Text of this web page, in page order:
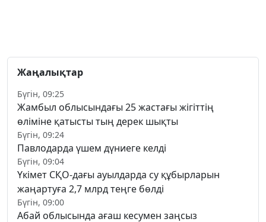
Жаңалықтар
Бүгін, 09:25
Жамбыл облысындағы 25 жастағы жігіттің
өліміне қатысты тың дерек шықты
Бүгін, 09:24
Павлодарда үшем дүниеге келді
Бүгін, 09:04
Үкімет СҚО-дағы ауылдарда су құбырларын
жаңартуға 2,7 млрд теңге бөлді
Бүгін, 09:00
Абай облысында ағаш кесумен заңсыз